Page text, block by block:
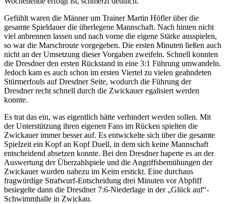
Gefühlt waren die Männer um Trainer Martin Höfler über die
gesamte Spieldauer die überlegene Mannschaft. Nach hinten nicht
viel anbrennen lassen und nach vorne die eigene Stärke ausspielen,
so war die Marschroute vorgegeben. Die ersten Minuten ließen auch
nicht an der Umsetzung dieser Vorgaben zweifeln. Schnell konnten
die Dresdner den ersten Rückstand in eine 3:1 Führung umwandeln.
Jedoch kam es auch schon im ersten Viertel zu vielen geahndeten
Stürmerfouls auf Dresdner Seite, wodurch die Führung der
Dresdner recht schnell durch die Zwickauer egalisiert werden
konnte.
Es trat das ein, was eigentlich hätte verhindert werden sollen. Mit
der Unterstützung ihren eigenen Fans im Rücken spielten die
Zwickauer immer besser auf. Es entwickelte sich über die gesamte
Spielzeit ein Kopf an Kopf Duell, in dem sich keine Mannschaft
entscheidend absetzen konnte. Bei den Dresdner haperte es an der
Auswertung der Überzahlspiele und die Angriffsbemühungen der
Zwickauer wurden nahezu im Keim erstickt. Eine durchaus
fragwürdige Strafwurf-Entscheidung drei Minuten vor Abpfiff
besiegelte dann die Dresdner 7:6-Niederlage in der „Glück auf“-
Schwimmhalle in Zwickau.